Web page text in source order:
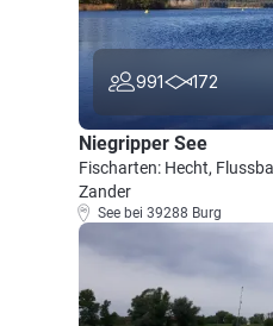
991 172
Niegripper See
Fischarten: Hecht,
Zander
See bei 39288 Burg